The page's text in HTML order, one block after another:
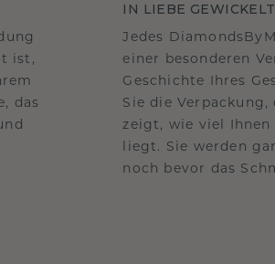
ist,
das
IN LIEBE GEWICKELT
Jedes
einer besonderen
Geschichte Ihres
Sie die
zeigt, wie viel Ihnen
liegt. Sie werden
noch bevor das